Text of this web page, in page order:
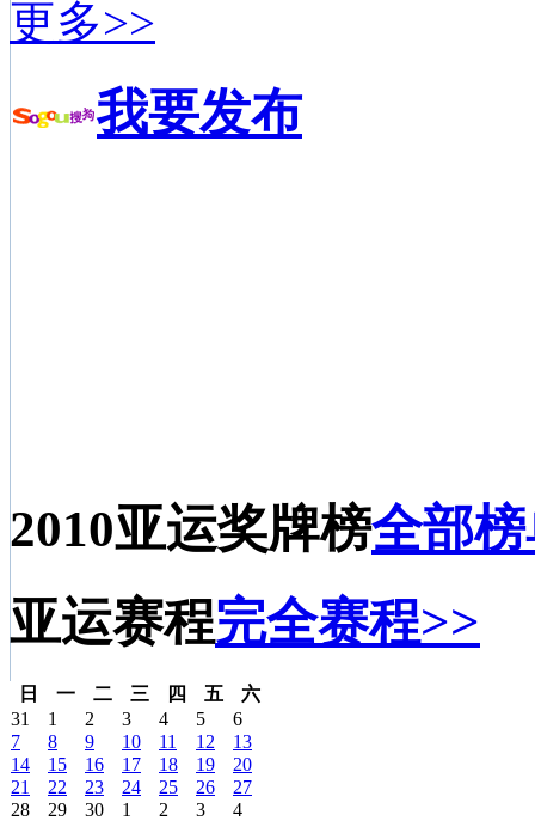
更多>>
我要发布
2010亚运奖牌榜全部
亚运赛程完全赛程>>
日 一 二 三 四 五
六
31
1 2 3 4 5
6
7
8 9 10 11 12
13
14
15 16 17 18 19
20
21
22 23 24 25 26
27
28
29 30 1 2 3 4